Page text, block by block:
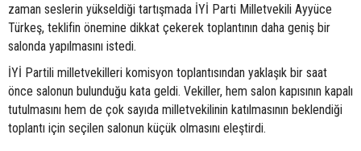
zaman seslerin yükseldiği tartışmada İYİ Parti Milletvekili Ayyüce
Türkeş, teklifin önemine dikkat çekerek toplantının daha geniş bir
salonda yapılmasını istedi.
İYİ Partili milletvekilleri komisyon toplantısından yaklaşık bir saat
önce salonun bulunduğu kata geldi. Vekiller, hem salon kapısının kapalı
tutulmasını hem de çok sayıda milletvekilinin katılmasının beklendiği
toplantı için seçilen salonun küçük olmasını eleştirdi.